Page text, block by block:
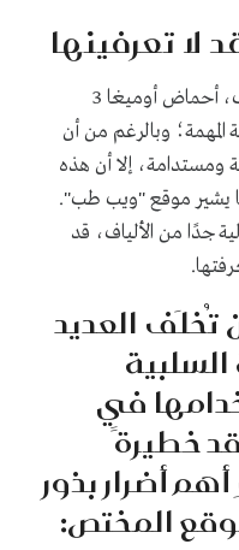
على الرغم من محتواها العالي بالألياف، أحماض أوميغا 3
المهمة؛ وبالرغم من أن
إلا أن هذه
يشير موقع "ويب طب".
جدًا من الألياف، قد
تُخلَف العديد
السلبية
في
خطيرةً
أضرار بذور
المختص: